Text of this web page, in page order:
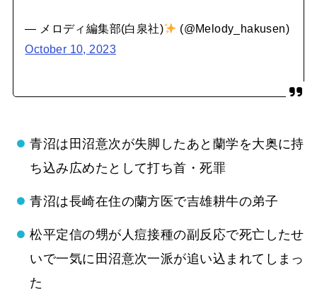
— メロディ編集部(白泉社)
(@Melody_hakusen)
October 10, 2023
青沼は田沼意次が失脚したあと蘭学を大奥に持
ち込み広めたとして打ち首・死罪
青沼は長崎在住の蘭方医で吉雄耕牛の弟子
松平定信の甥が人痘接種の副反応で死亡したせ
いで一気に田沼意次一派が追い込まれてしまっ
た